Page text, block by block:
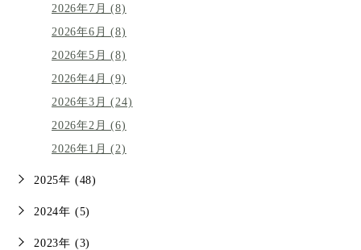
2026年7月 (8)
2026年6月 (8)
2026年5月 (8)
2026年4月 (9)
2026年3月 (24)
2026年2月 (6)
2026年1月 (2)
2025年 (48)
2024年 (5)
2023年 (3)